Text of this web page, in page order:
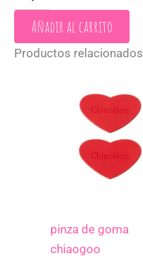
Añadir al carrito
Productos relacionados
pinza de goma
chiaogoo